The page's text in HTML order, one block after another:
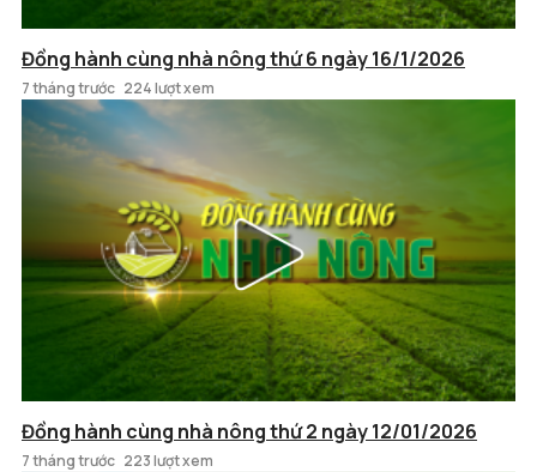
Đồng hành cùng nhà nông thứ 6 ngày 16/1/2026
7 tháng trước 224 lượt xem
Đồng hành cùng nhà nông thứ 2 ngày 12/01/2026
7 tháng trước 223 lượt xem